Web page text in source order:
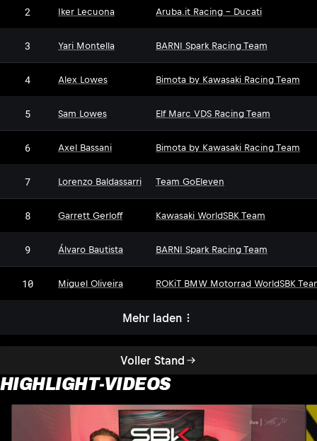
Voller Stand
2 Iker Lecuona Aruba.it Racing - Ducati
3 Yari Montella BARNI Spark Racing Team
4 Alex Lowes Bimota by Kawasaki Racing Team
5 Sam Lowes Elf Marc VDS Racing Team
6 Axel Bassani Bimota by Kawasaki Racing Team
7 Lorenzo Baldassarri Team GoEleven
8 Garrett Gerloff Kawasaki WorldSBK Team
9 Álvaro Bautista BARNI Spark Racing Team
10 Miguel Oliveira ROKiT BMW Motorrad WorldSBK
Mehr laden
HIGHLIGHT-VIDEOS